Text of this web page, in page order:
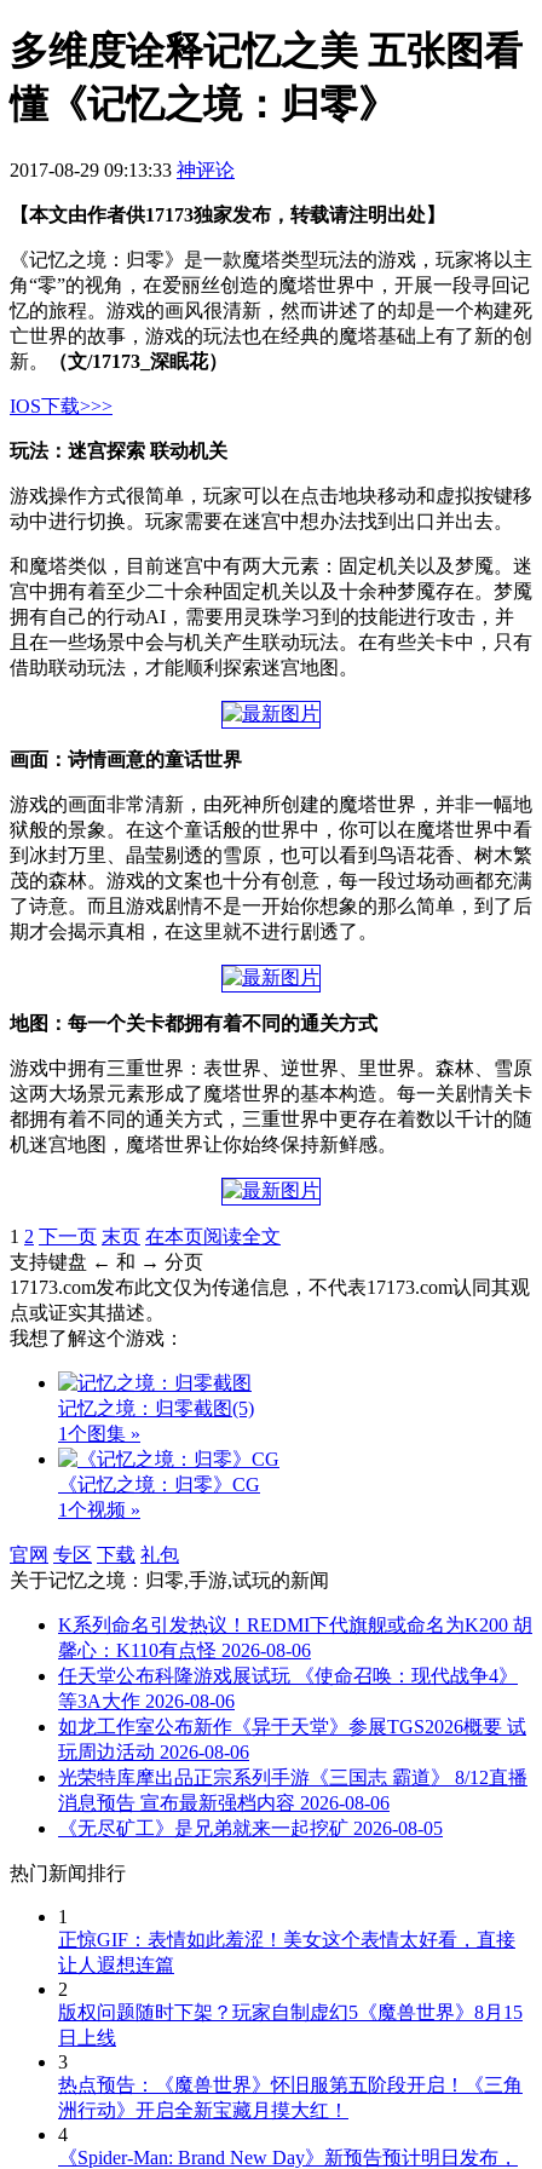
多维度诠释记忆之美 五张图看
懂《记忆之境：归零》
2017-08-29 09:13:33 神评论
【本文由作者供17173独家发布，转载请注明出处】
《记忆之境：归零》是一款魔塔类型玩法的游戏，玩家将以主
角“零”的视角，在爱丽丝创造的魔塔世界中，开展一段寻回记
忆的旅程。游戏的画风很清新，然而讲述了的却是一个构建死
亡世界的故事，游戏的玩法也在经典的魔塔基础上有了新的创
新。
（文/17173_深眠花）
IOS下载>>>
玩法：迷宫探索 联动机关
游戏操作方式很简单，玩家可以在点击地块移动和虚拟按键移
动中进行切换。玩家需要在迷宫中想办法找到出口并出去。
和魔塔类似，目前迷宫中有两大元素：固定机关以及梦魇。迷
宫中拥有着至少二十余种固定机关以及十余种梦魇存在。梦魇
拥有自己的行动AI，需要用灵珠学习到的技能进行攻击，并
且在一些场景中会与机关产生联动玩法。在有些关卡中，只有
借助联动玩法，才能顺利探索迷宫地图。
画面：诗情画意的童话世界
游戏的画面非常清新，由死神所创建的魔塔世界，并非一幅地
狱般的景象。在这个童话般的世界中，你可以在魔塔世界中看
到冰封万里、晶莹剔透的雪原，也可以看到鸟语花香、树木繁
茂的森林。游戏的文案也十分有创意，每一段过场动画都充满
了诗意。而且游戏剧情不是一开始你想象的那么简单，到了后
期才会揭示真相，在这里就不进行剧透了。
地图：每一个关卡都拥有着不同的通关方式
游戏中拥有三重世界：表世界、逆世界、里世界。森林、雪原
这两大场景元素形成了魔塔世界的基本构造。每一关剧情关卡
都拥有着不同的通关方式，三重世界中更存在着数以千计的随
机迷宫地图，魔塔世界让你始终保持新鲜感。
1 2 下一页 末页 在本页阅读全文
支持键盘 ← 和 → 分页
17173.com发布此文仅为传递信息，不代表17173.com认同其观
点或证实其描述。
我想了解这个游戏：
记忆之境：归零截图(5)
1个图集 »
《记忆之境：归零》CG
1个视频 »
官网 专区 下载 礼包
关于记忆之境：归零,手游,试玩的新闻
K系列命名引发热议！REDMI下代旗舰或命名为K200 胡
馨心：K110有点怪 2026-08-06
任天堂公布科隆游戏展试玩 《使命召唤：现代战争4》
等3A大作 2026-08-06
如龙工作室公布新作《异于天堂》参展TGS2026概要 试
玩周边活动 2026-08-06
光荣特库摩出品正宗系列手游《三国志 霸道》 8/12直播
消息预告 宣布最新强档内容 2026-08-06
《无尽矿工》是兄弟就来一起挖矿 2026-08-05
热门新闻排行
1
正惊GIF：表情如此羞涩！美女这个表情太好看，直接
让人遐想连篇
2
版权问题随时下架？玩家自制虚幻5《魔兽世界》8月15
日上线
3
热点预告：《魔兽世界》怀旧服第五阶段开启！《三角
洲行动》开启全新宝藏月摸大红！
4
《Spider-Man: Brand New Day》新预告预计明日发布，